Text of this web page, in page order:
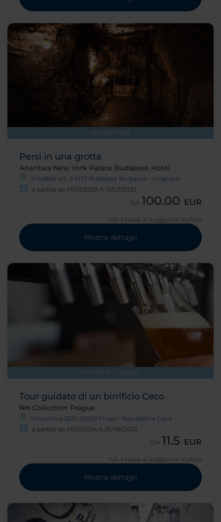
ADVENTURE
Persi in una grotta
Anantara New York Palace Budapest Hotel
Erzsébet krt. 9 1073 Budapest Budapest - Ungheria
a partire da 01/03/2023 A 13/03/2033
DA 100.00 EUR
IVA e tasse di soggiorno incluse
Mostra dettagli
TOURS & CLASSES
Tour guidato di un birrificio Ceco
NH Collection Prague
Mozartova 261/1, 15000 Praga - Repubblica Ceca
a partire da 01/01/2024 A 25/08/2032
DA 11.5 EUR
IVA e tasse di soggiorno incluse
Mostra dettagli